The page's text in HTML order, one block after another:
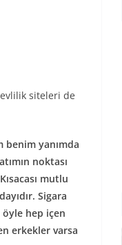
siteleri de
benim yanımda
noktası
mutlu
Sigara
hep içen
erkekler varsa